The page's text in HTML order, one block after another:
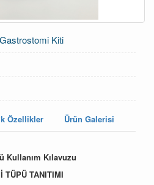
Kiti
Özellikler Ürün Galerisi
Kullanım Kılavuzu
TÜPÜ TANITIMI